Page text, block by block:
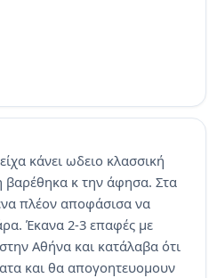
κάνει ωδειο κλασσική
βαρέθηκα κ την άφησα. Στα
πλέον αποφάσισα να
Έκανα 2-3 επαφές με
Αθήνα και κατάλαβα ότι
και θα απογοητευομουν